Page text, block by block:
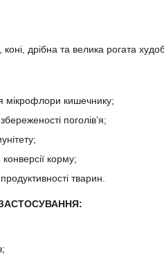
коні, дрібна та велика рогата
мікрофлори кишечнику;
поголів’я;
корму;
тварин.